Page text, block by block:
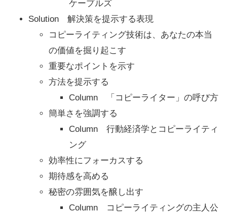
ケープルズ
Solution 解決策を提示する表現
コピーライティング技術は、あなたの本当
の価値を掘り起こす
重要なポイントを示す
方法を提示する
Column 「コピーライター」の呼び方
簡単さを強調する
Column 行動経済学とコピーライティ
ング
効率性にフォーカスする
期待感を高める
秘密の雰囲気を醸し出す
Column コピーライティングの主人公